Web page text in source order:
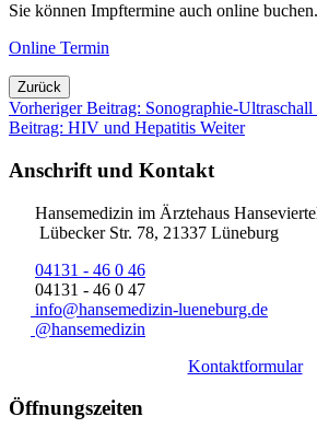
Sie können Impftermine auch online buchen.
Online Termin
Zurück
Vorheriger Beitrag: Sonographie-Ultraschall
Beitrag: HIV und Hepatitis Weiter
Anschrift und Kontakt
Hansemedizin im Ärztehaus
Lübecker Str. 78, 21337 Lüneburg
04131 - 46 0 46
04131 - 46 0 47
info@hansemedizin-lueneburg.de
@hansemedizin
Kontaktformular
Öffnungszeiten